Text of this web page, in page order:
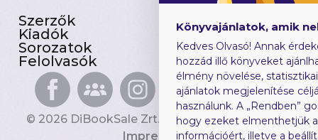
Szerzők
Kiadók
Sorozatok
Felolvasók
Gyerekkönyvek
Heti toplista
Ajándékutalvány
Blog
© 2026 DiBookSale Zrt. Minden jog fenntartva.
Impresszum
Könyvajánlatok, amik
Kedves Olvasó! Annak
hozzád illő könyveket
élmény növelése,
ajánlatok megjelenítése
használunk. A „Rendben”
hogy ezeket elmenthetjük
információért, illetve a